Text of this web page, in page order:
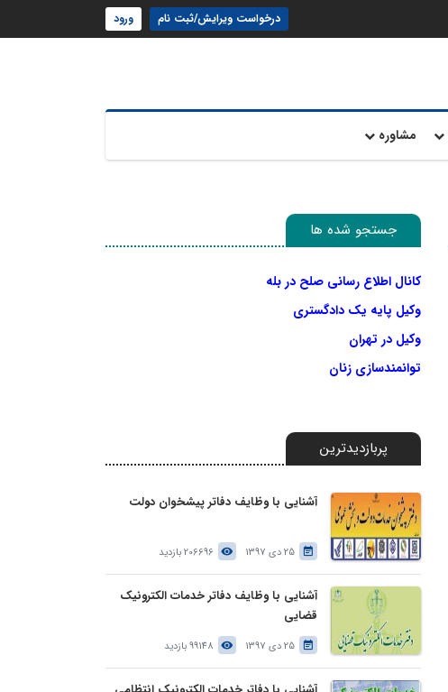
درخواست ویرایش/ثبت نام ورود
مشاوره
جستجو شده ها
کانال اطلاع رسانی صلح در بله
وکیل پایه یک دادگستری
وکیل در تهران
توانمندسازی زنان
پربازدیدترین
آشنایی با وظایف دفاتر پیشخوان دولت
25 دی 1397 206696 بازدید
آشنایی با وظایف دفاتر خدمات الکترونیک
قضایی
25 دی 1397 99148 بازدید